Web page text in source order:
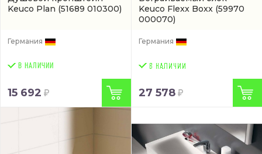
Keuco Plan (51689 010300)
Германия
В НАЛИЧИИ
15 692
Keuco Flexx Boxx (59970
000070)
Германия
27 578